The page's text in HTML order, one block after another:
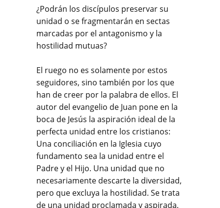
¿Podrán los discípulos preservar su
unidad o se fragmentarán en sectas
marcadas por el antagonismo y la
hostilidad mutuas?
El ruego no es solamente por estos
seguidores, sino también por los que
han de creer por la palabra de ellos. El
autor del evangelio de Juan pone en la
boca de Jesús la aspiración ideal de la
perfecta unidad entre los cristianos:
Una conciliación en la Iglesia cuyo
fundamento sea la unidad entre el
Padre y el Hijo. Una unidad que no
necesariamente descarte la diversidad,
pero que excluya la hostilidad. Se trata
de una unidad proclamada y aspirada,